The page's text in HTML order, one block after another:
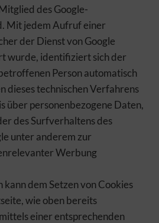
des Google-
Mit jedem Aufruf einer
der Dienst von Google
wurde, identifiziert sich der
Person automatisch
dieses technischen Verfahrens
über personenbezogene Daten,
des Surfverhaltens des
unter anderem zur
Werbung
dem Setzen von Cookies
wie oben bereits
einer entsprechenden